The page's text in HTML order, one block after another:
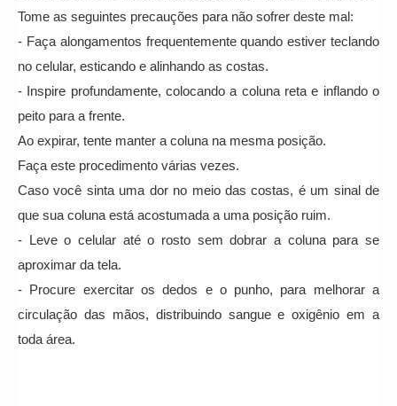
Tome as seguintes precauções para não sofrer deste mal:
- Faça alongamentos frequentemente quando estiver teclando
no celular, esticando e alinhando as costas.
- Inspire profundamente, colocando a coluna reta e inflando o
peito para a frente.
Ao expirar, tente manter a coluna na mesma posição.
Faça este procedimento várias vezes.
Caso você sinta uma dor no meio das costas, é um sinal de
que sua coluna está acostumada a uma posição ruim.
- Leve o celular até o rosto sem dobrar a coluna para se
aproximar da tela.
- Procure exercitar os dedos e o punho, para melhorar a
circulação das mãos, distribuindo sangue e oxigênio em a
toda área.